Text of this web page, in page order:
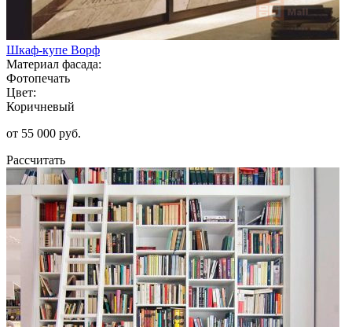
Шкаф-купе Ворф
Материал фасада:
Фотопечать
Цвет:
Коричневый
от 55 000 руб.
Рассчитать